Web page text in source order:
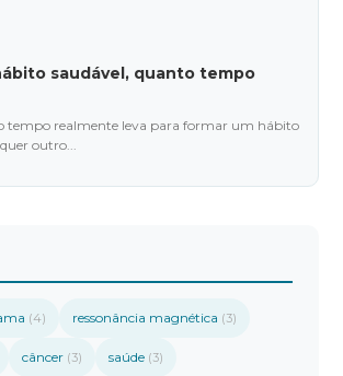
saudável, quanto tempo
tempo realmente leva para formar um hábito
outro...
(4) ressonância magnética (3)
câncer (3) saúde (3)